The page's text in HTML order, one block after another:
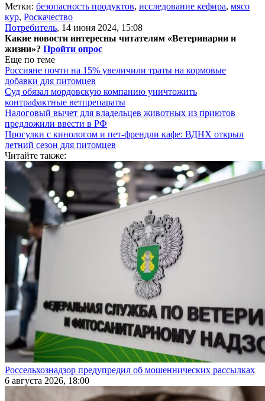
Метки: безопасность продуктов, исследование кефира, мясо
кур, Роскачество
Потребитель, 14 июня 2024, 15:08
Какие новости интересны читателям «Ветеринарии и
жизни»? Пройти опрос
Еще по теме
Россияне почти на 15% увеличили траты на кормовые
добавки для питомцев
Суд обязал мордовскую компанию уничтожить
контрафактные ветпрепараты
Налоговый вычет для владельцев животных из приютов
предложили ввести в РФ
Прогулки с кинологом и пет-френдли кафе: ВДНХ открыл
летний сезон для питомцев
Читайте также:
Россельхознадзор предупредил об мошеннических рассылках
6 августа 2026, 18:00